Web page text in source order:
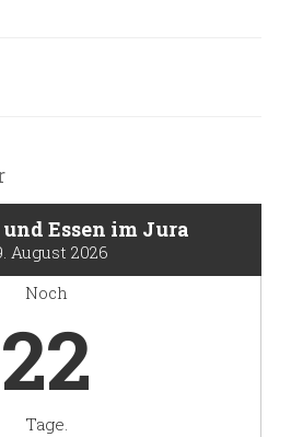
Essen im Jura
August 2026
Noch
22
Tage.